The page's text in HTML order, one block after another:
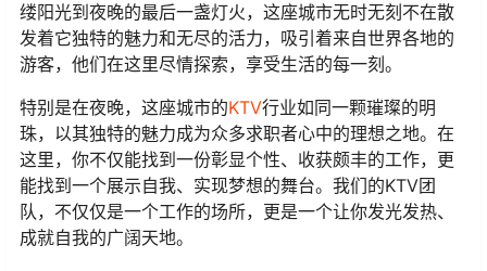
缕阳光到夜晚的最后一盏灯火，这座城市无时无刻不在散
发着它独特的魅力和无尽的活力，吸引着来自世界各地的
游客，他们在这里尽情探索，享受生活的每一刻。
特别是在夜晚，这座城市的KTV行业如同一颗璀璨的明
珠，以其独特的魅力成为众多求职者心中的理想之地。在
这里，你不仅能找到一份彰显个性、收获颇丰的工作，更
能找到一个展示自我、实现梦想的舞台。我们的KTV团
队，不仅仅是一个工作的场所，更是一个让你发光发热、
成就自我的广阔天地。